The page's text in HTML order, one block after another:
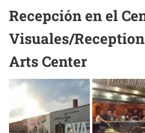
Recepción en el
Visuales/
Arts Center